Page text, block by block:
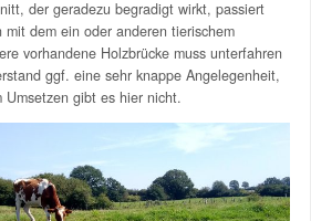
der geradezu begradigt wirkt, passiert
mit dem ein oder anderen tierischem
vorhandene Holzbrücke muss unterfahren
ggf. eine sehr knappe Angelegenheit,
gibt es hier nicht.